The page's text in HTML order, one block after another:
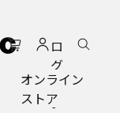
ロ
グ
イ
ン
オンライン
ストア